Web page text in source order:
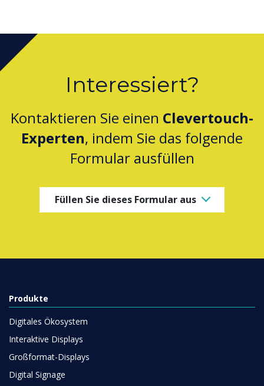
Interessiert?
Kontaktieren Sie einen Clevertouch-
Experten, indem Sie das folgende
Formular ausfüllen
Füllen Sie dieses Formular aus
Produkte
Digitales Ökosystem
Interaktive Displays
Großformat-Displays
Digital Signage